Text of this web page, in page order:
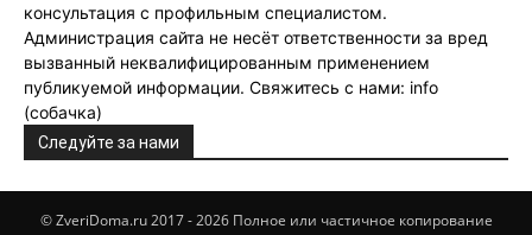
консультация с профильным специалистом.
Администрация сайта не несёт ответственности за вред
вызванный неквалифицированным применением
публикуемой информации. Свяжитесь с нами: info
(собачка)
Следуйте за нами
© ZveriDoma.ru 2017 - 2026 Полное или частичное копирование